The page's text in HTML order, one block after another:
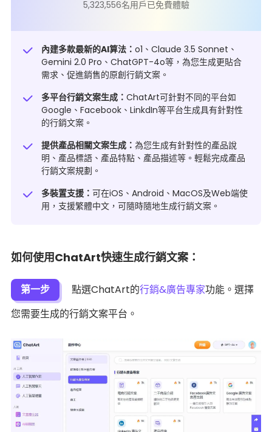
5,323,556名用戶已免費體驗
內建多款最新的AI算法： o1、Claude 3.5 Sonnet、
Gemini 2.0 Pro、ChatGPT-4o等，為您生成更貼合
需求、促進銷售的原創行銷文案。
多平台行銷文案生成： ChatArt可針對不同的平台如
Google、Facebook、LinkdIn等平台生成具有針對性
的行銷文案。
提供產品相關文案生成： 為您生成有針對性的產品說
明、產品標語、產品特點、產品描述等。輕鬆完成產品
行銷文案規劃。
多裝置支援： 可在iOS、Android、MacOS及Web端使
用，支援繁體中文，可隨時隨地生成行銷文案。
如何使用ChatArt快速生成行銷文案：
第一步 點選ChatArt的行銷&廣告專家功能。選擇
您需要生成的行銷文案平台。